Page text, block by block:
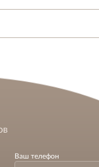
Ваш телефон